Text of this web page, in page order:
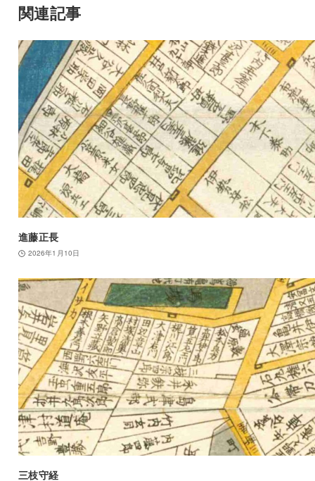
関連記事
進藤正長
2026年1月10日
三枝守経